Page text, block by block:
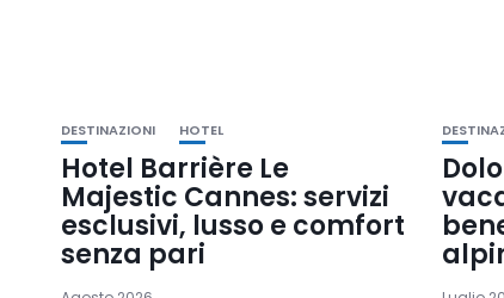
DESTINAZIONI HOTEL
Hotel Barrière Le
Majestic Cannes: servizi
esclusivi, lusso e comfort
senza pari